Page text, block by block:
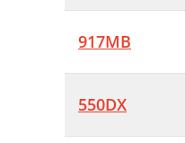
917MB
550DX